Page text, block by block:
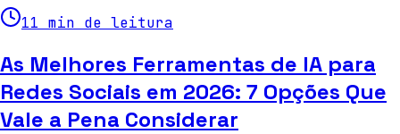
11 min de leitura
As Melhores Ferramentas de IA para
Redes Sociais em 2026: 7 Opções Que
Vale a Pena Considerar